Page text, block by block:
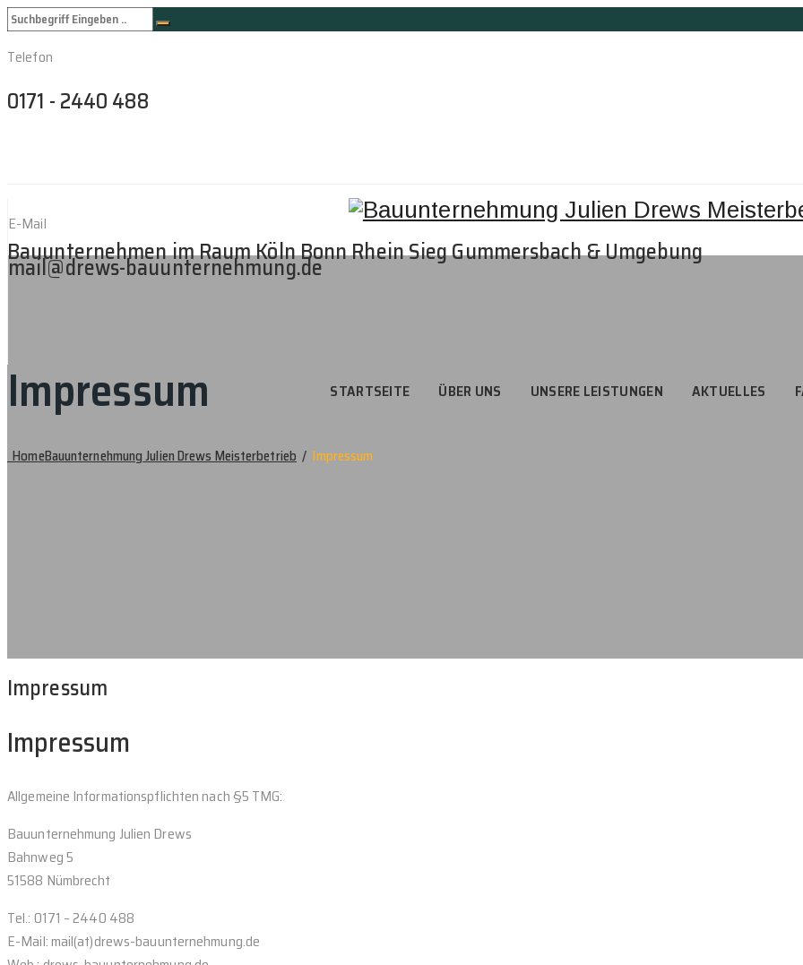
Telefon
0171 - 2440 488
Bauunternehmen im Raum Köln Bonn Rhein Sieg Gummersbach & Umgebung
E-Mail
mail@drews-bauunternehmung.de
STARTSEITE ÜBER UNS UNSERE LEISTUNGEN AKTUELLES
Impressum
HomeBauunternehmung Julien Drews Meisterbetrieb/ Impressum
Impressum
Impressum
Allgemeine Informationspflichten nach §5 TMG:
Bauunternehmung Julien Drews
Bahnweg 5
51588 Nümbrecht
Tel.: 0171 – 2440 488
E-Mail: mail(at)drews-bauunternehmung.de